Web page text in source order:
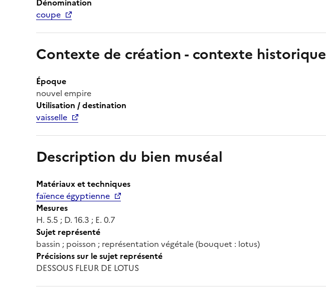
coupe
Contexte de création - contexte historique
Époque
nouvel empire
Utilisation / destination
vaisselle
Description du bien muséal
Matériaux et techniques
faïence égyptienne
Mesures
H. 5.5 ; D. 16.3 ; E. 0.7
Sujet représenté
bassin ; poisson ; représentation végétale (bouquet : lotus)
Précisions sur le sujet représenté
DESSOUS FLEUR DE LOTUS